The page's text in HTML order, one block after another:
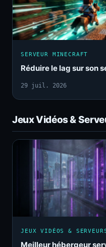
SERVEUR MINECRAFT
Réduire le lag sur son
29 juil. 2026
Jeux Vidéos &
JEUX VIDÉOS &
Meilleur hébergeur